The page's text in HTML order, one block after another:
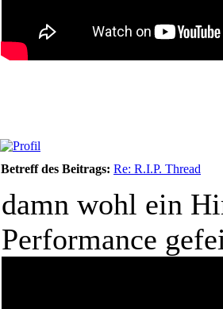
Betreff des Beitrags: Re: R.I.P. Thread
damn wohl ein
Performance